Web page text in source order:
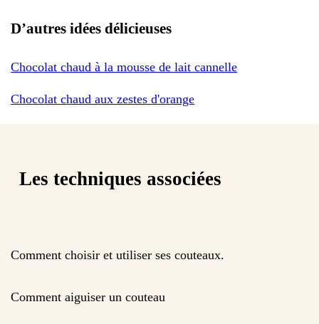
D’autres idées délicieuses
Chocolat chaud à la mousse de lait cannelle
Chocolat chaud aux zestes d'orange
Les techniques associées
Comment choisir et utiliser ses couteaux.
Comment aiguiser un couteau